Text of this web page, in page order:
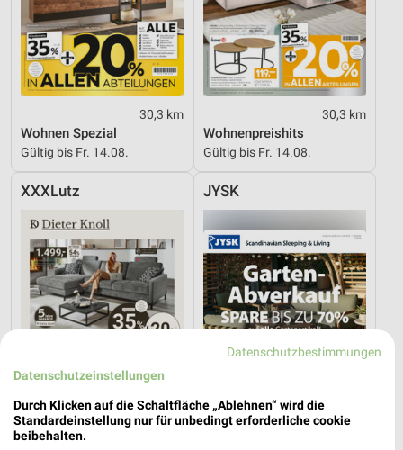
30,3 km
Wohnen Spezial
Gültig bis Fr. 14.08.
30,3 km
Wohnenpreishits
Gültig bis Fr. 14.08.
XXXLutz JYSK
Datenschutzbestimmungen
Datenschutzeinstellungen
Durch Klicken auf die Schaltfläche „Ablehnen“ wird die
Standardeinstellung nur für unbedingt erforderliche cookie
beibehalten.